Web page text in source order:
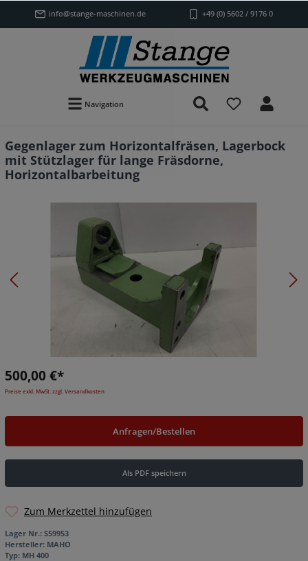
info@stange-maschinen.de +49 (0) 5602 / 9176 0
Navigation
Gegenlager zum Horizontalfräsen, Lagerbock
mit Stützlager für lange Fräsdorne,
Horizontalbarbeitung
500,00 €*
Preise exkl. MwSt. zzgl. Versandkosten
Anfragen/Bestellen
Als PDF speichern
Zum Merkzettel hinzufügen
Lager Nr.: S59953
Hersteller: MAHO
Typ: MH 400